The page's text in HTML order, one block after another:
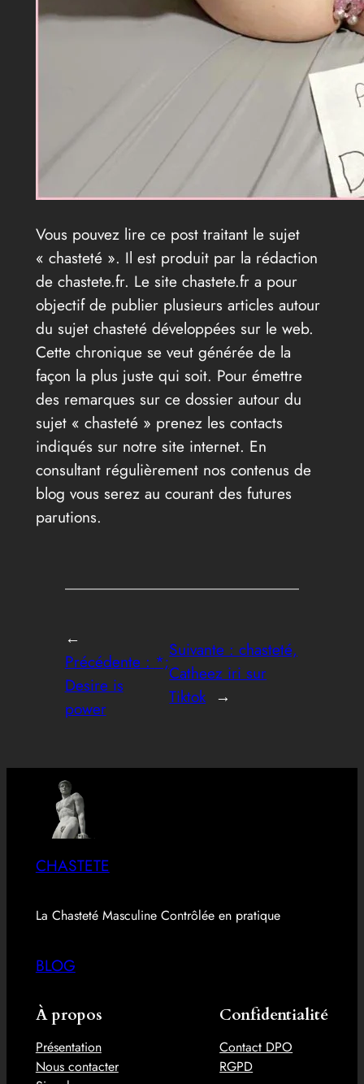
Vous pouvez lire ce post traitant le sujet
« chasteté ». Il est produit par la rédaction
de chastete.fr. Le site chastete.fr a pour
objectif de publier plusieurs articles autour
du sujet chasteté développées sur le web.
Cette chronique se veut générée de la
façon la plus juste qui soit. Pour émettre
des remarques sur ce dossier autour du
sujet « chasteté » prenez les contacts
indiqués sur notre site internet. En
consultant régulièrement nos contenus de
blog vous serez au courant des futures
parutions.
←
Précédente : *;
Desire is
power
Suivante :chasteté,
Catheez iri sur
Tiktok →
CHASTETE
La Chasteté Masculine Contrôlée en pratique
BLOG
À propos
Présentation
Nous contacter
Confidentialité
Contact DPO
RGPD